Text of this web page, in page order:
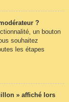
?
un bouton
souhaitez
les étapes
» affiché lors